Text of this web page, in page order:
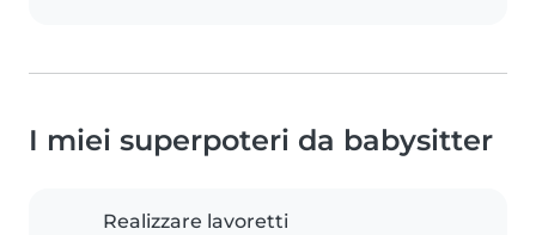
I miei superpoteri da babysitter
Realizzare lavoretti